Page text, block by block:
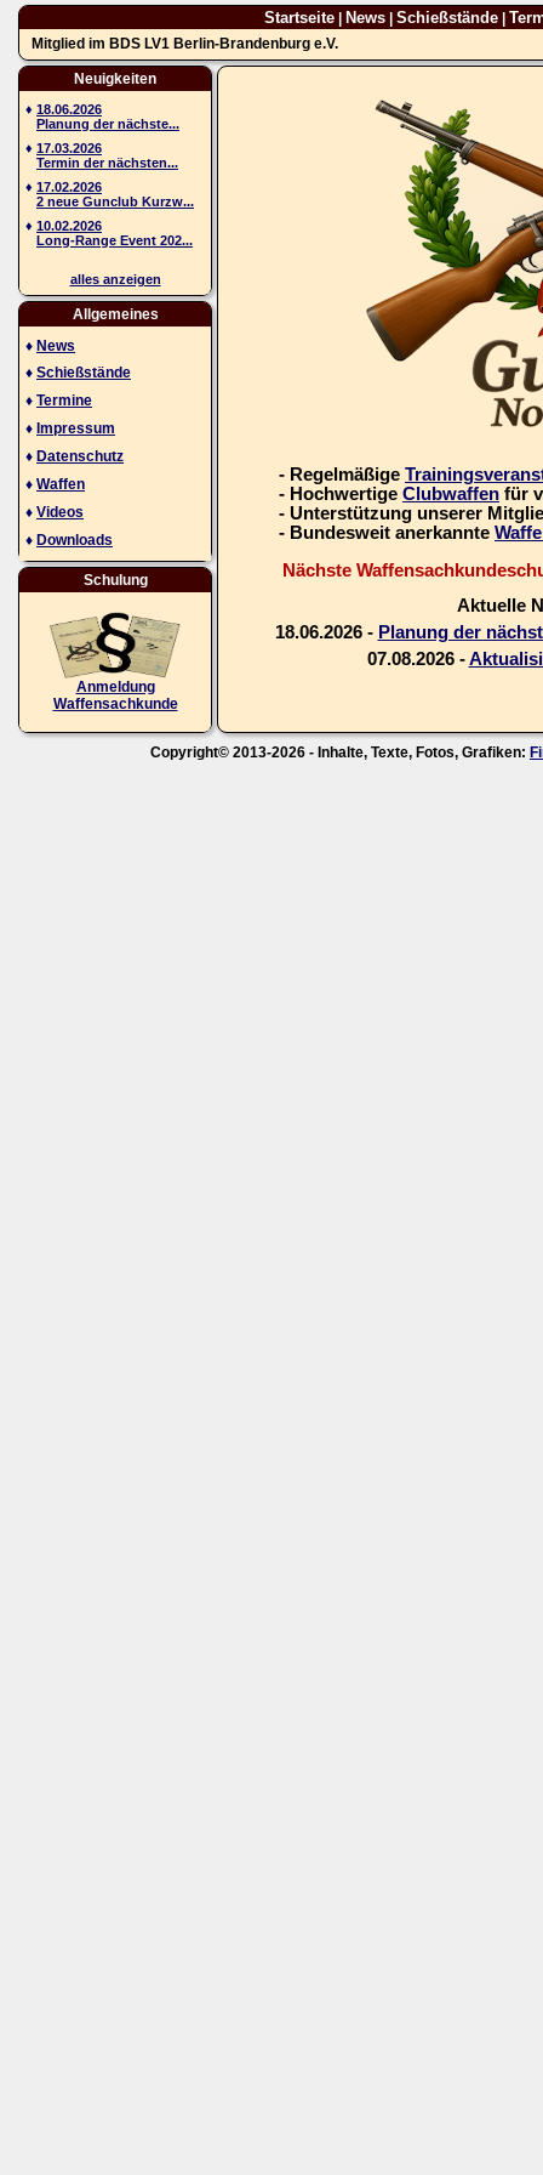
Startseite| News| Schießstände|
Mitglied im BDS LV1 Berlin-Brandenburg e.V.
Neuigkeiten
♦ 18.06.2026
Planung der nächste...
♦ 17.03.2026
Termin der nächsten...
♦ 17.02.2026
2 neue Gunclub Kurzw...
♦ 10.02.2026
Long-Range Event 202...
alles anzeigen
Allgemeines
♦ News
♦ Schießstände
♦ Termine
♦ Impressum
♦ Datenschutz
♦ Waffen
♦ Videos
♦ Downloads
Schulung
Anmeldung
Waffensachkunde
- Regelmäßige
- Hochwertige Clubwaffen für
- Unterstützung unserer
- Bundesweit anerkannte
Nächste
Aktuelle
18.06.2026 - Planung der
07.08.2026 -
Copyright© 2013-2026 - Inhalte, Texte, Fotos, Grafiken: